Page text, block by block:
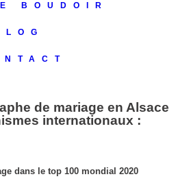
BOUDOIR
de mariage en Alsace
internationaux :
dans le top 100 mondial 2020